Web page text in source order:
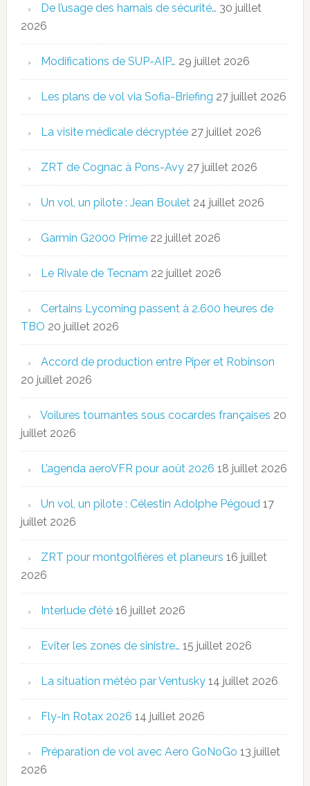
De l’usage des harnais de sécurité… 30 juillet
2026
Modifications de SUP-AIP… 29 juillet 2026
Les plans de vol via Sofia-Briefing 27 juillet 2026
La visite médicale décryptée 27 juillet 2026
ZRT de Cognac à Pons-Avy 27 juillet 2026
Un vol, un pilote : Jean Boulet 24 juillet 2026
Garmin G2000 Prime 22 juillet 2026
Le Rivale de Tecnam 22 juillet 2026
Certains Lycoming passent à 2.600 heures de
TBO 20 juillet 2026
Accord de production entre Piper et Robinson
20 juillet 2026
Voilures tournantes sous cocardes françaises 20
juillet 2026
L’agenda aeroVFR pour août 2026 18 juillet 2026
Un vol, un pilote : Célestin Adolphe Pégoud 17
juillet 2026
ZRT pour montgolfières et planeurs 16 juillet
2026
Interlude d’été 16 juillet 2026
Eviter les zones de sinistre… 15 juillet 2026
La situation météo par Ventusky 14 juillet 2026
Fly-in Rotax 2026 14 juillet 2026
Préparation de vol avec Aero GoNoGo 13 juillet
2026